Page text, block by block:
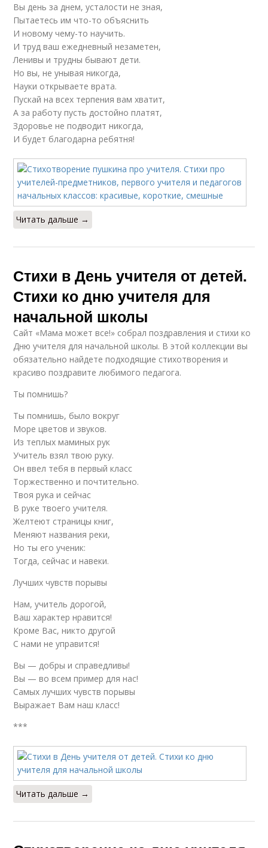
Вы день за днем, усталости не зная,
Пытаетесь им что-то объяснить
И новому чему-то научить.
И труд ваш ежедневный незаметен,
Ленивы и трудны бывают дети.
Но вы, не унывая никогда,
Науки открываете врата.
Пускай на всех терпения вам хватит,
А за работу пусть достойно платят,
Здоровье не подводит никогда,
И будет благодарна ребятня!
Читать дальше →
Стихи в День учителя от детей.
Стихи ко дню учителя для
начальной школы
Сайт «Мама может все!» собрал поздравления и стихи ко
Дню учителя для начальной школы. В этой коллекции вы
обязательно найдете подходящие стихотворения и
красиво поздравите любимого педагога.
Ты помнишь?
Ты помнишь, было вокруг
Море цветов и звуков.
Из теплых маминых рук
Учитель взял твою руку.
Он ввел тебя в первый класс
Торжественно и почтительно.
Твоя рука и сейчас
В руке твоего учителя.
Желтеют страницы книг,
Меняют названия реки,
Но ты его ученик:
Тогда, сейчас и навеки.
Лучших чувств порывы
Нам, учитель дорогой,
Ваш характер нравится!
Кроме Вас, никто другой
С нами не управится!
Вы — добры и справедливы!
Вы — во всем пример для нас!
Самых лучших чувств порывы
Выражает Вам наш класс!
***
Читать дальше →